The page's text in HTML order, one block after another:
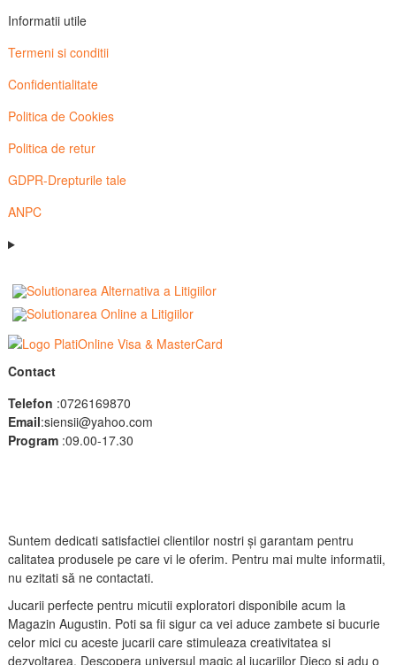
Informatii utile
Termeni si conditii
Confidentialitate
Politica de Cookies
Politica de retur
GDPR-Drepturile tale
ANPC
Contact
Telefon :0726169870
Email:siensii@yahoo.com
Program:09.00-17.30
Suntem dedicati satisfactiei clientilor nostri și garantam pentru
calitatea produsele pe care vi le oferim. Pentru mai multe informatii,
nu ezitati să ne contactati.
Jucarii perfecte pentru micutii exploratori disponibile acum la
Magazin Augustin. Poti sa fii sigur ca vei aduce zambete si bucurie
celor mici cu aceste jucarii care stimuleaza creativitatea si
dezvoltarea. Descopera universul magic al jucariilor Djeco si adu o